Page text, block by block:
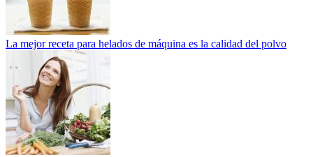
La mejor receta para helados de máquina es la calidad del polvo